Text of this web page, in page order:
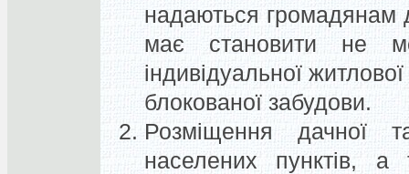
надаються громадянам
має становити
не
індивідуальної
блокованої забудови.
Розміщення дачної
населених пунктів, а